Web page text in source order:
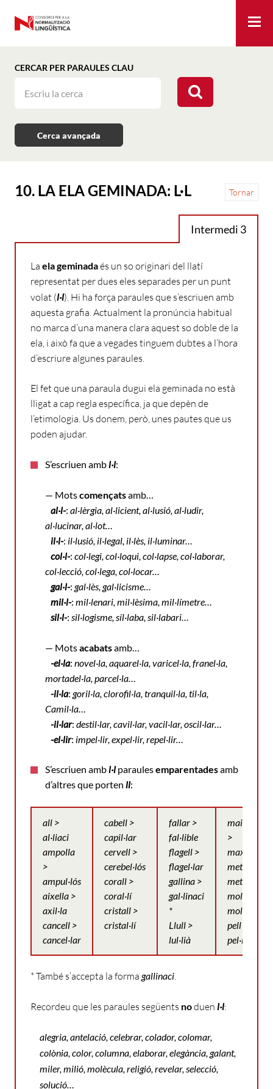
CERCAR PER PARAULES CLAU
Cerca avançada
Tornar
10. LA ELA GEMINADA: L·L
Intermedi 3
La elageminadaés un so originari del llatí
representat perdues eles separades per un punt
volat (l·l). Hi ha força paraules que s’escriuen amb
aquesta grafia. Actualment la pronúncia habitual
no marca d’una manera clara aquest so doble de la
ela, i això fa que a vegades tinguem dubtes a l’hora
d’escriure algunes paraules.
El fet que una paraula dugui ela geminada no està
lligat a cap regla específica, ja que depèn de
l’etimologia. Us donem, però, unes pautes que us
poden ajudar.
S’escriuen amb l·l:
— Motscomençatsamb…
al·l-: al·lèrgia, al·licient, al·lusió, al·ludir,
al·lucinar, al·lot…
il·l-: il·lusió, il·legal, il·lès, il·luminar…
col·l-: col·legi, col·loqui, col·lapse, col·laborar,
col·lecció, col·lega, col·locar…
gal·l-: gal·lès, gal·licisme…
mil·l-: mil·lenari, mil·lèsima, mil·límetre…
sil·l-: sil·logisme, síl·laba, sil·labari…
— Motsacabatsamb…
-el·la: novel·la, aquarel·la, varicel·la, franel·la,
mortadel·la, parcel·la…
-il·la: goril·la, clorofil·la, tranquil·la, til·la,
Camil·la…
-il·lar: destil·lar, cavil·lar, vacil·lar, oscil·lar…
-el·lir: impel·lir, expel·lir, repel·lir…
S’escriuen amb l·lparaulesemparentadesamb
d’altres que porten ll:
all >
al·liaci
ampolla
>
ampul·lós
aixella >
axil·la
cancell >
cancel·lar
cabell >
capil·lar
cervell >
cerebel·lós
corall >
coral·lí
cristall >
cristal·lí
fallar >
fal·lible
flagell >
flagel·lar
gallina >
gal·linaci
*
Llull >
lul·lià
maixella
>
maxil·lar
metall >
metàl·lic
moll >
mol·lície
pell >
pel·lícula
* També s’accepta la forma gallinaci
Recordeu que les paraules següents noduen l·l:
alegria, antelació, celebrar, colador, colomar,
colònia, color, columna, elaborar, elegància, galant,
miler, milió molècula, religió, revelar, selecció,
solució…